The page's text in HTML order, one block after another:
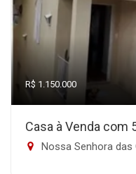
R$ 1.150.000
Casa à Venda com
Nossa Senhora das